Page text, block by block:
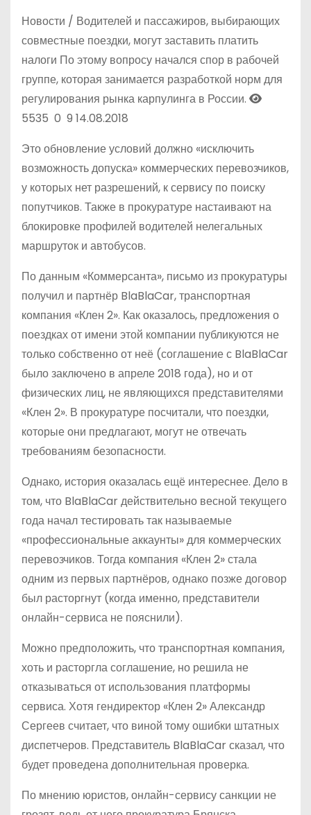
Новости / Водителей и пассажиров, выбирающих
совместные поездки, могут заставить платить
налоги По этому вопросу начался спор в рабочей
группе, которая занимается разработкой норм для
регулирования рынка карпулинга в России.
5535 0 9 14.08.2018
Это обновление условий должно «исключить
возможность допуска» коммерческих перевозчиков,
у которых нет разрешений, к сервису по поиску
попутчиков. Также в прокуратуре настаивают на
блокировке профилей водителей нелегальных
маршруток и автобусов.
По данным «Коммерсанта», письмо из прокуратуры
получил и партнёр BlaBlaCar, транспортная
компания «Клен 2». Как оказалось, предложения о
поездках от имени этой компании публикуются не
только собственно от неё (соглашение с BlaBlaCar
было заключено в апреле 2018 года), но и от
физических лиц, не являющихся представителями
«Клен 2». В прокуратуре посчитали, что поездки,
которые они предлагают, могут не отвечать
требованиям безопасности.
Однако, история оказалась ещё интереснее. Дело в
том, что BlaBlaCar действительно весной текущего
года начал тестировать так называемые
«профессиональные аккаунты» для коммерческих
перевозчиков. Тогда компания «Клен 2» стала
одним из первых партнёров, однако позже договор
был расторгнут (когда именно, представители
онлайн-сервиса не пояснили).
Можно предположить, что транспортная компания,
хоть и расторгла соглашение, но решила не
отказываться от использования платформы
сервиса. Хотя гендиректор «Клен 2» Александр
Сергеев считает, что виной тому ошибки штатных
диспетчеров. Представитель BlaBlaCar сказал, что
будет проведена дополнительная проверка.
По мнению юристов, онлайн-сервису санкции не